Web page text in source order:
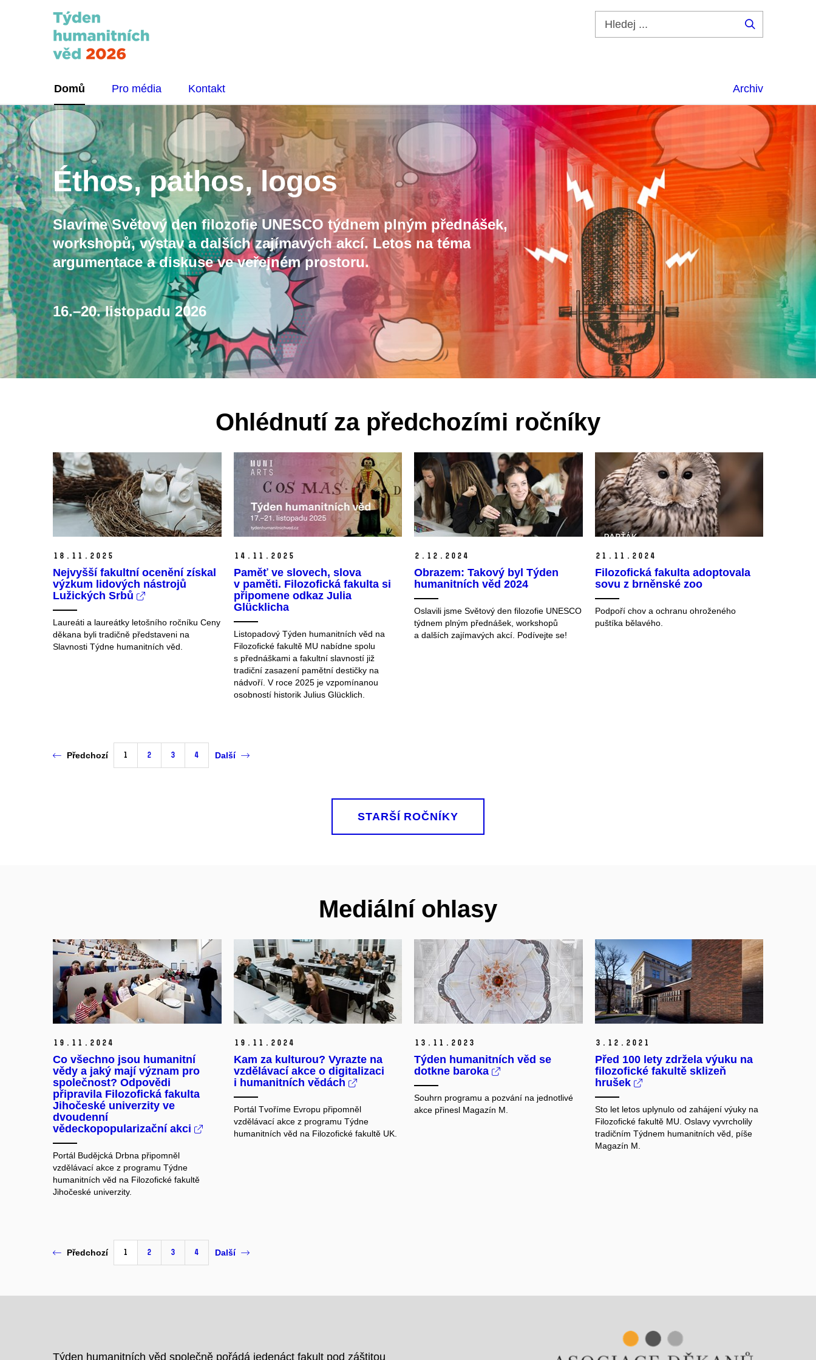
Domů Pro média Kontakt Archiv
Éthos, pathos, logos
Slavíme Světový den filozofie UNESCO týdnem plným přednášek,
workshopů, výstav a dalších zajímavých akcí. Letos na téma
argumentace a diskuse ve veřejném prostoru.
16.–20. listopadu 2026
Ohlédnutí za předchozími ročníky
18. 11. 2025
Nejvyšší fakultní ocenění získal
výzkum lidových nástrojů
Lužických Srbů
Laureáti a laureátky letošního ročníku Ceny
děkana byli tradičně představeni na
Slavnosti Týdne humanitních věd.
14. 11. 2025
Paměť ve slovech, slova
v paměti. Filozofická fakulta si
připomene odkaz Julia
Glücklicha
Listopadový Týden humanitních věd na
Filozofické fakultě MU nabídne spolu
s přednáškami a fakultní slavností již
tradiční zasazení pamětní destičky na
nádvoří. V roce 2025 je vzpomínanou
osobností historik Julius Glücklich.
2. 12. 2024
Obrazem: Takový byl Týden
humanitních věd 2024
Oslavili jsme Světový den filozofie UNESCO
týdnem plným přednášek, workshopů
a dalších zajímavých akcí. Podívejte se!
21. 11. 2024
Filozofická fakulta adoptovala
sovu z brněnské zoo
Podpoří chov a ochranu ohroženého
puštíka bělavého.
Předchozí 1 2 3 4 Další
STARŠÍ ROČNÍKY
Mediální ohlasy
19. 11. 2024
Co všechno jsou humanitní
vědy a jaký mají význam pro
společnost? Odpovědi
připravila Filozofická fakulta
Jihočeské univerzity ve
dvoudenní
vědeckopopularizační akci
Portál Budějcká Drbna připomněl
vzdělávací akce z programu Týdne
humanitních věd na Filozofické fakultě
Jihočeské univerzity.
19. 11. 2024
Kam za kulturou? Vyrazte na
vzdělávací akce o digitalizaci
i humanitních vědách
Portál Tvoříme Evropu připomněl
vzdělávací akce z programu Týdne
humanitních věd na Filozofické fakultě UK.
13. 11. 2023
Týden humanitních věd se
dotkne baroka
Souhrn programu a pozvání na jednotlivé
akce přinesl Magazín M.
3. 12. 2021
Před 100 lety zdržela výuku na
filozofické fakultě sklizeň
hrušek
Sto let letos uplynulo od zahájení výuky na
Filozofické fakultě MU. Oslavy vyvrcholily
tradičním Týdnem humanitních věd, píše
Magazín M.
Předchozí 1 2 3 4 Další
Týden humanitních věd společně pořádá jedenáct fakult pod záštitou